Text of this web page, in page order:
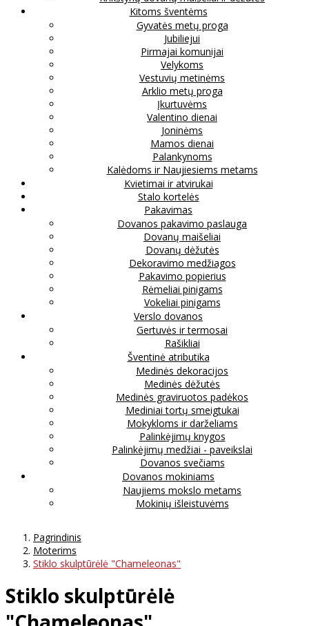
Kitoms šventėms
Gyvatės metų proga
Jubiliejui
Pirmajai komunijai
Velykoms
Vestuvių metinėms
Arklio metų proga
Įkurtuvėms
Valentino dienai
Joninėms
Mamos dienai
Palankynoms
Kalėdoms ir Naujiesiems metams
Kvietimai ir atvirukai
Stalo kortelės
Pakavimas
Dovanos pakavimo paslauga
Dovanų maišeliai
Dovanų dėžutės
Dekoravimo medžiagos
Pakavimo popierius
Rėmeliai pinigams
Vokeliai pinigams
Verslo dovanos
Gertuvės ir termosai
Rašikliai
Šventinė atributika
Medinės dekoracijos
Medinės dėžutės
Medinės graviruotos padėkos
Mediniai tortų smeigtukai
Mokykloms ir darželiams
Palinkėjimų knygos
Palinkėjimų medžiai - paveikslai
Dovanos svečiams
Dovanos mokiniams
Naujiems mokslo metams
Mokinių išleistuvėms
Pagrindinis
Moterims
Stiklo skulptūrėlė "Chameleonas"
Stiklo skulptūrėlė